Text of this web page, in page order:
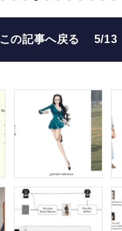
この記事へ戻る 5/13